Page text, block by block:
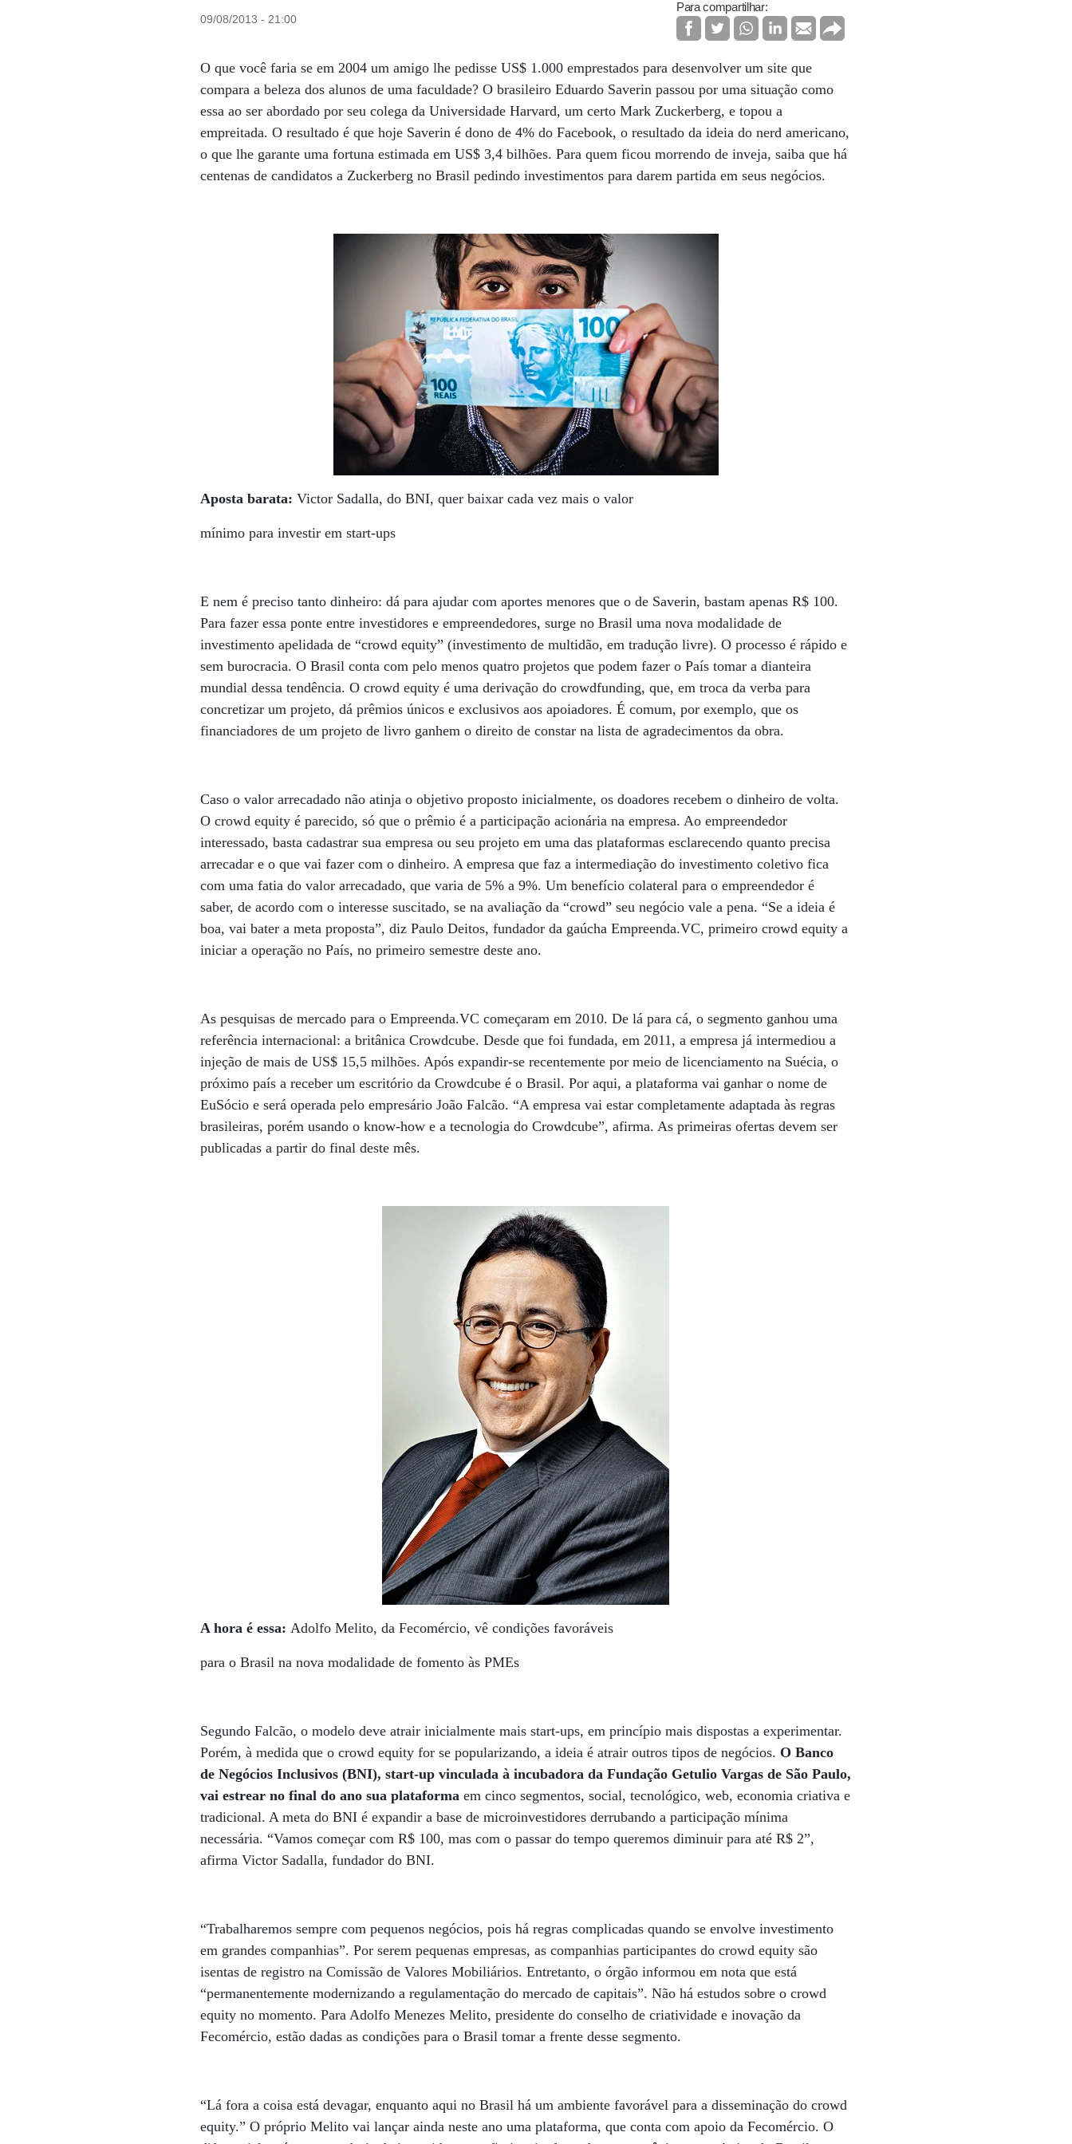
09/08/2013 - 21:00
Para compartilhar:
O que você faria se em 2004 um amigo lhe pedisse US$ 1.000 emprestados para desenvolver um site que
compara a beleza dos alunos de uma faculdade? O brasileiro Eduardo Saverin passou por uma situação como
essa ao ser abordado por seu colega da Universidade Harvard, um certo Mark Zuckerberg, e topou a
empreitada. O resultado é que hoje Saverin é dono de 4% do Facebook, o resultado da ideia do nerd americano,
o que lhe garante uma fortuna estimada em US$ 3,4 bilhões. Para quem ficou morrendo de inveja, saiba que há
centenas de candidatos a Zuckerberg no Brasil pedindo investimentos para darem partida em seus negócios.
Aposta barata:Victor Sadalla, do BNI, quer baixar cada vez mais o valor
mínimo para investir em start-ups
E nem é preciso tanto dinheiro: dá para ajudar com aportes menores que o de Saverin, bastam apenas R$ 100.
Para fazer essa ponte entre investidores e empreendedores, surge no Brasil uma nova modalidade de
investimento apelidada de “crowd equity” (investimento de multidão, em tradução livre). O processo é rápido e
sem burocracia. O Brasil conta com pelo menos quatro projetos que podem fazer o País tomar a dianteira
mundial dessa tendência. O crowd equity é uma derivação do crowdfunding, que, em troca da verba para
concretizar um projeto, dá prêmios únicos e exclusivos aos apoiadores. É comum, por exemplo, que os
financiadores de um projeto de livro ganhem o direito de constar na lista de agradecimentos da obra.
Caso o valor arrecadado não atinja o objetivo proposto inicialmente, os doadores recebem o dinheiro de volta.
O crowd equity é parecido, só que o prêmio é a participação acionária na empresa. Ao empreendedor
interessado, basta cadastrar sua empresa ou seu projeto em uma das plataformas esclarecendo quanto precisa
arrecadar e o que vai fazer com o dinheiro. A empresa que faz a intermediação do investimento coletivo fica
com uma fatia do valor arrecadado, que varia de 5% a 9%. Um benefício colateral para o empreendedor é
saber, de acordo com o interesse suscitado, se na avaliação da “crowd” seu negócio vale a pena. “Se a ideia é
boa, vai bater a meta proposta”, diz Paulo Deitos, fundador da gaúcha Empreenda.VC, primeiro crowd equity a
iniciar a operação no País, no primeiro semestre deste ano.
As pesquisas de mercado para o Empreenda.VC começaram em 2010. De lá para cá, o segmento ganhou uma
referência internacional: a britânica Crowdcube. Desde que foi fundada, em 2011, a empresa já intermediou a
injeção de mais de US$ 15,5 milhões. Após expandir-se recentemente por meio de licenciamento na Suécia, o
próximo país a receber um escritório da Crowdcube é o Brasil. Por aqui, a plataforma vai ganhar o nome de
EuSócio e será operada pelo empresário João Falcão. “A empresa vai estar completamente adaptada às regras
brasileiras, porém usando o know-how e a tecnologia do Crowdcube”, afirma. As primeiras ofertas devem ser
publicadas a partir do final deste mês.
A hora é essa:Adolfo Melito, da Fecomércio, vê condições favoráveis
para o Brasil na nova modalidade de fomento às PMEs
Segundo Falcão, o modelo deve atrair inicialmente mais start-ups, em princípio mais dispostas a experimentar.
Porém, à medida que o crowd equity for se popularizando, a ideia é atrair outros tipos de negócios. O Banco
de Negócios Inclusivos (BNI), start-up vinculada à incubadora da Fundação Getulio Vargas de São Paulo,
vai estrear no final do ano sua plataforma em cinco segmentos, social, tecnológico, web, economia criativa e
tradicional. A meta do BNI é expandir a base de microinvestidores derrubando a participação mínima
necessária. “Vamos começar com R$ 100, mas com o passar do tempo queremos diminuir para até R$ 2”,
afirma Victor Sadalla, fundador do BNI.
“Trabalharemos sempre com pequenos negócios, pois há regras complicadas quando se envolve investimento
em grandes companhias”. Por serem pequenas empresas, as companhias participantes do crowd equity são
isentas de registro na Comissão de Valores Mobiliários. Entretanto, o órgão informou em nota que está
“permanentemente modernizando a regulamentação do mercado de capitais”. Não há estudos sobre o crowd
equity no momento. Para Adolfo Menezes Melito, presidente do conselho de criatividade e inovação da
Fecomércio, estão dadas as condições para o Brasil tomar a frente desse segmento.
“Lá fora a coisa está devagar, enquanto aqui no Brasil há um ambiente favorável para a disseminação do crowd
equity.” O próprio Melito vai lançar ainda neste ano uma plataforma, que conta com apoio da Fecomércio. O